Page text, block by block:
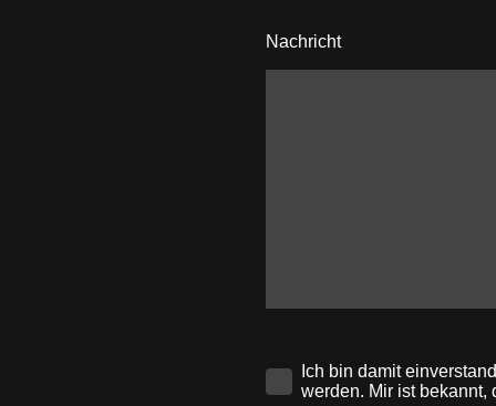
Nachricht
Ich bin damit
werden. Mir ist